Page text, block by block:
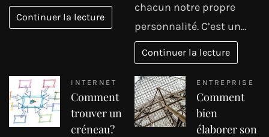
Continuer la lecture
chacun notre propre
personnalité. C’est un…
Continuer la lecture
INTERNET
Comment
trouver un
créneau?
ENTREPRISE
Comment
bien
élaborer son